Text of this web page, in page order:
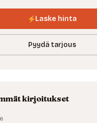
Laske hinta
Pyydä tarjous
kirjoitukset